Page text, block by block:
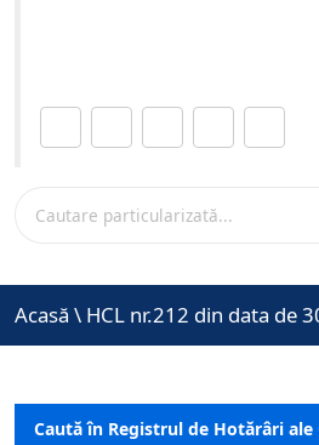
Acasă \ HCL nr.212 din data de
Caută în Registrul de Hotărâri